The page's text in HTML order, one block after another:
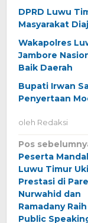
DPRD Luwu
Masyarakat
Wakapolres
Jambore
Baik Daerah
Bupati Irwan
Penyertaan
oleh Redaksi
Navigasi
pos
Pos
Peserta
Luwu Timur
Prestasi di
Nurwahid dan
Ramadany
Public